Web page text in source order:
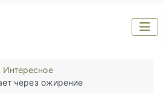
Интересное
через ожирение